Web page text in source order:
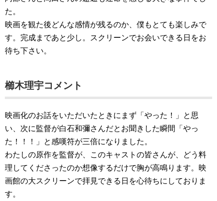
た。
映画を観た後どんな感情が残るのか、僕もとても楽しみで
す。完成まであと少し。スクリーンでお会いできる日をお
待ち下さい。
櫛木理宇コメント
映画化のお話をいただいたときにまず「やった！」と思
い、次に監督が白石和彌さんだとお聞きした瞬間「やっ
た！！！」と感嘆符が三倍になりました。
わたしの原作を監督が、このキャストの皆さんが、どう料
理してくださったのか想像するだけで胸が高鳴ります。映
画館の大スクリーンで拝見できる日を心待ちにしておりま
す。